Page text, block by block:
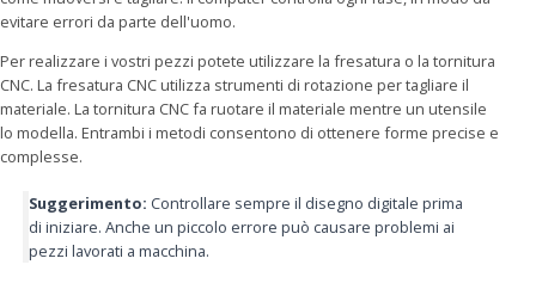
evitare errori da parte dell'uomo.
Per realizzare i vostri pezzi potete utilizzare la fresatura o la tornitura
CNC. La fresatura CNC utilizza strumenti di rotazione per tagliare il
materiale. La tornitura CNC fa ruotare il materiale mentre un utensile
lo modella. Entrambi i metodi consentono di ottenere forme precise e
complesse.
Suggerimento: Controllare sempre il disegno digitale prima
di iniziare. Anche un piccolo errore può causare problemi ai
pezzi lavorati a macchina.